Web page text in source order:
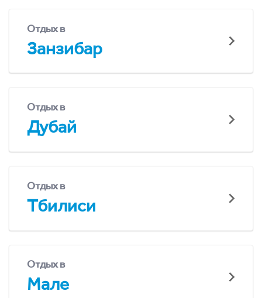
Отдых в
Занзибар
Отдых в
Дубай
Отдых в
Тбилиси
Отдых в
Мале